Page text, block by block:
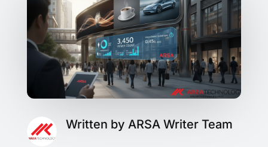
Written by ARSA Writer Team